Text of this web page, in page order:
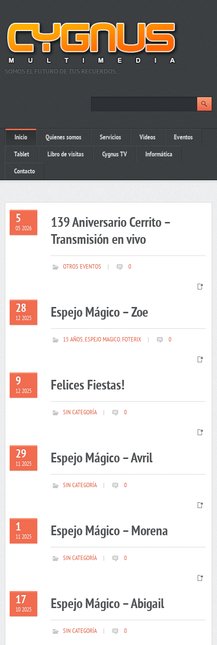
SOMOS EL FUTURO DE TUS RECUERDOS…
Inicio Quienes somos Servicios Videos Eventos
Tablet Libro de visitas Cygnus TV Informática
Contacto
5
05 2026
139 Aniversario Cerrito –
Transmisión en vivo
OTROS EVENTOS 0
28
12 2025 Espejo Mágico – Zoe
15 AÑOS,ESPEJO MAGICO,FOTERIX 0
9
12 2025 Felices Fiestas!
SIN CATEGORÍA 0
29
11 2025 Espejo Mágico – Avril
SIN CATEGORÍA 0
1
11 2025 Espejo Mágico – Morena
SIN CATEGORÍA 0
17
10 2025 Espejo Mágico – Abigail
SIN CATEGORÍA 0